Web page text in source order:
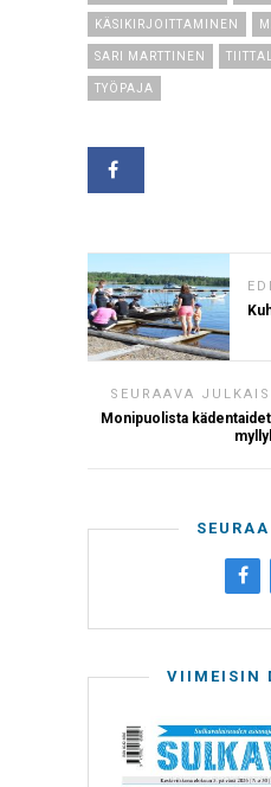
KÄSIKIRJOITTAMINEN
SARI MARTTINEN
TYÖPAJA
SEURAAVA
Monipuolista
VIIMEISIN